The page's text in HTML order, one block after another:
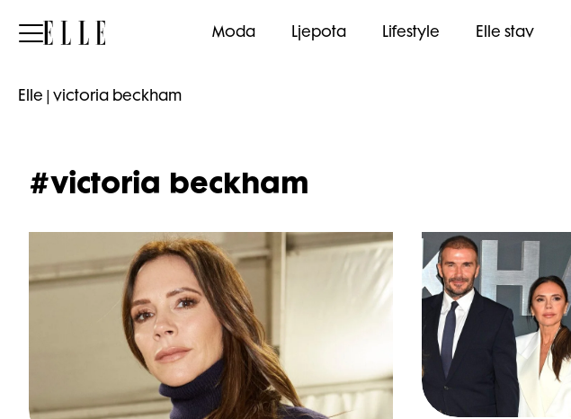
Elle Moda Ljepota Lifestyle Elle stav
Elle victoria beckham
#victoria beckham